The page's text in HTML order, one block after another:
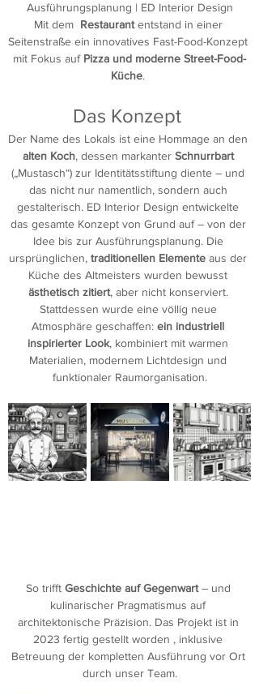
Ausführungsplanung | ED Interior Design
Mit dem Restaurant entstand in einer
Seitenstraße ein innovatives Fast-Food-Konzept
mit Fokus auf Pizza und moderne Street-Food-
Küche.
Das Konzept
Der Name des Lokals ist eine Hommage an den
alten Koch, dessen markanter Schnurrbart
(„Mustasch“) zur Identitätsstiftung diente – und
das nicht nur namentlich, sondern auch
gestalterisch. ED Interior Design entwickelte
das gesamte Konzept von Grund auf – von der
Idee bis zur Ausführungsplanung. Die
ursprünglichen, traditionellen Elemente aus der
Küche des Altmeisters wurden bewusst
ästhetisch zitiert, aber nicht konserviert.
Stattdessen wurde eine völlig neue
Atmosphäre geschaffen: ein industriell
inspirierter Look, kombiniert mit warmen
Materialien, modernem Lichtdesign und
funktionaler Raumorganisation.
So trifft Geschichte auf Gegenwart – und
kulinarischer Pragmatismus auf
architektonische Präzision. Das Projekt ist in
2023 fertig gestellt worden , inklusive
Betreuung der kompletten Ausführung vor Ort
durch unser Team.